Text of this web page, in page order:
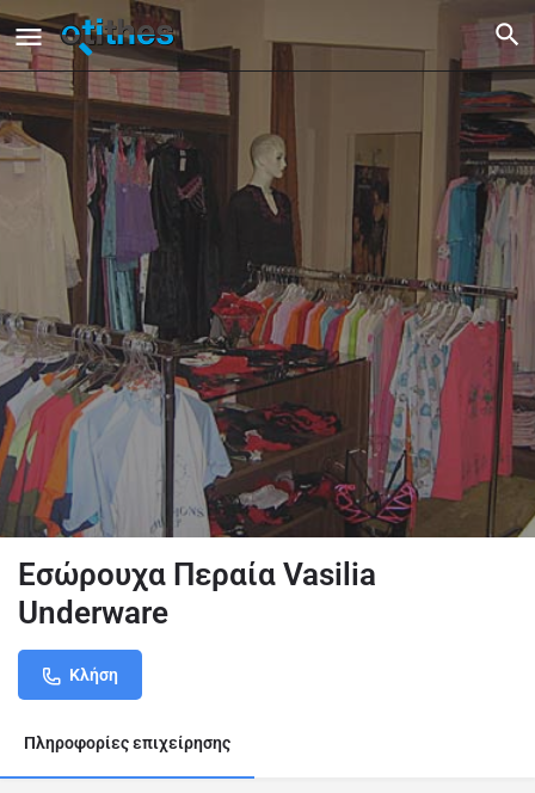
Εσώρουχα Περαία Vasilia
Underware
Κλήση
Πληροφορίες επιχείρησης